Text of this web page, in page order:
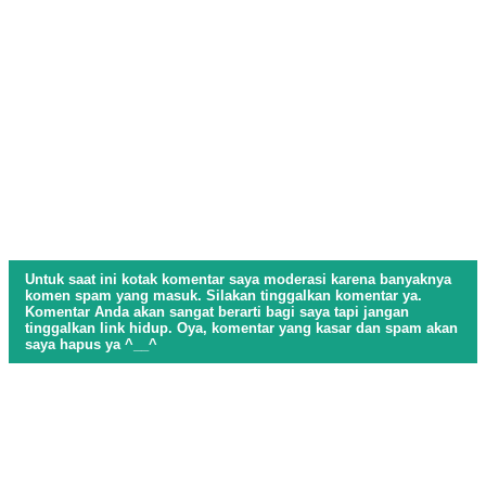
Untuk saat ini kotak komentar saya moderasi karena banyaknya
komen spam yang masuk. Silakan tinggalkan komentar ya.
Komentar Anda akan sangat berarti bagi saya tapi jangan
tinggalkan link hidup. Oya, komentar yang kasar dan spam akan
saya hapus ya ^__^